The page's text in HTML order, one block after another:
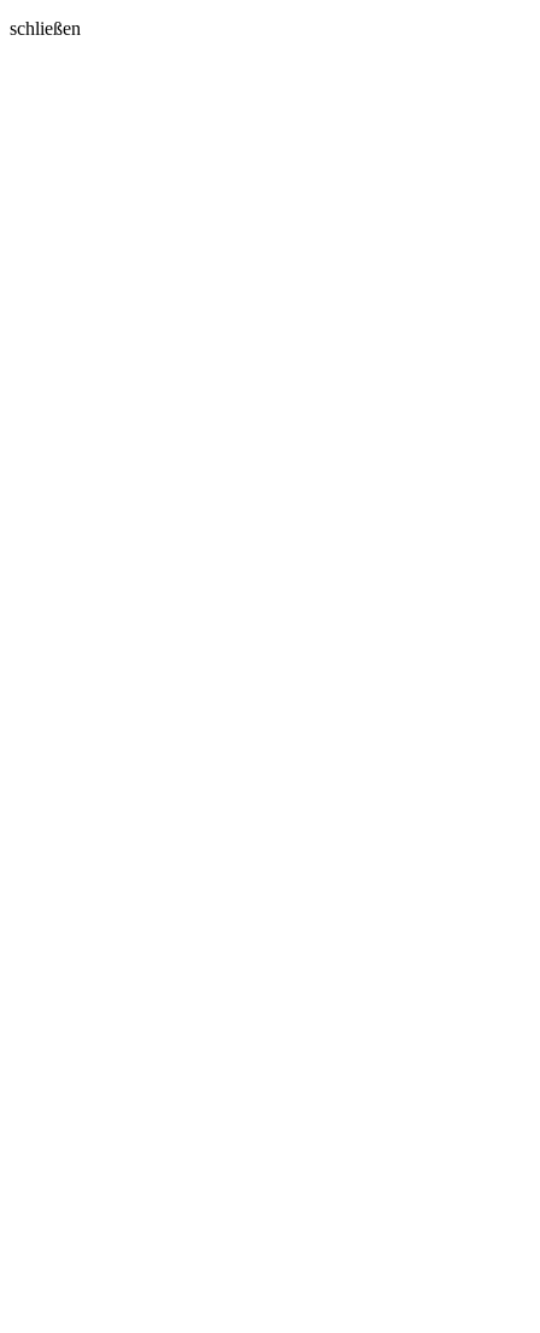
schließen